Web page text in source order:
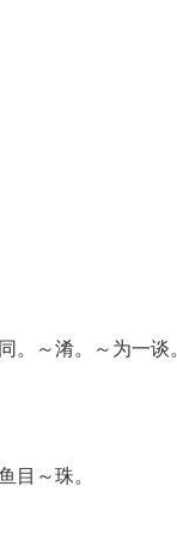
～淆。～为一谈。
～珠。